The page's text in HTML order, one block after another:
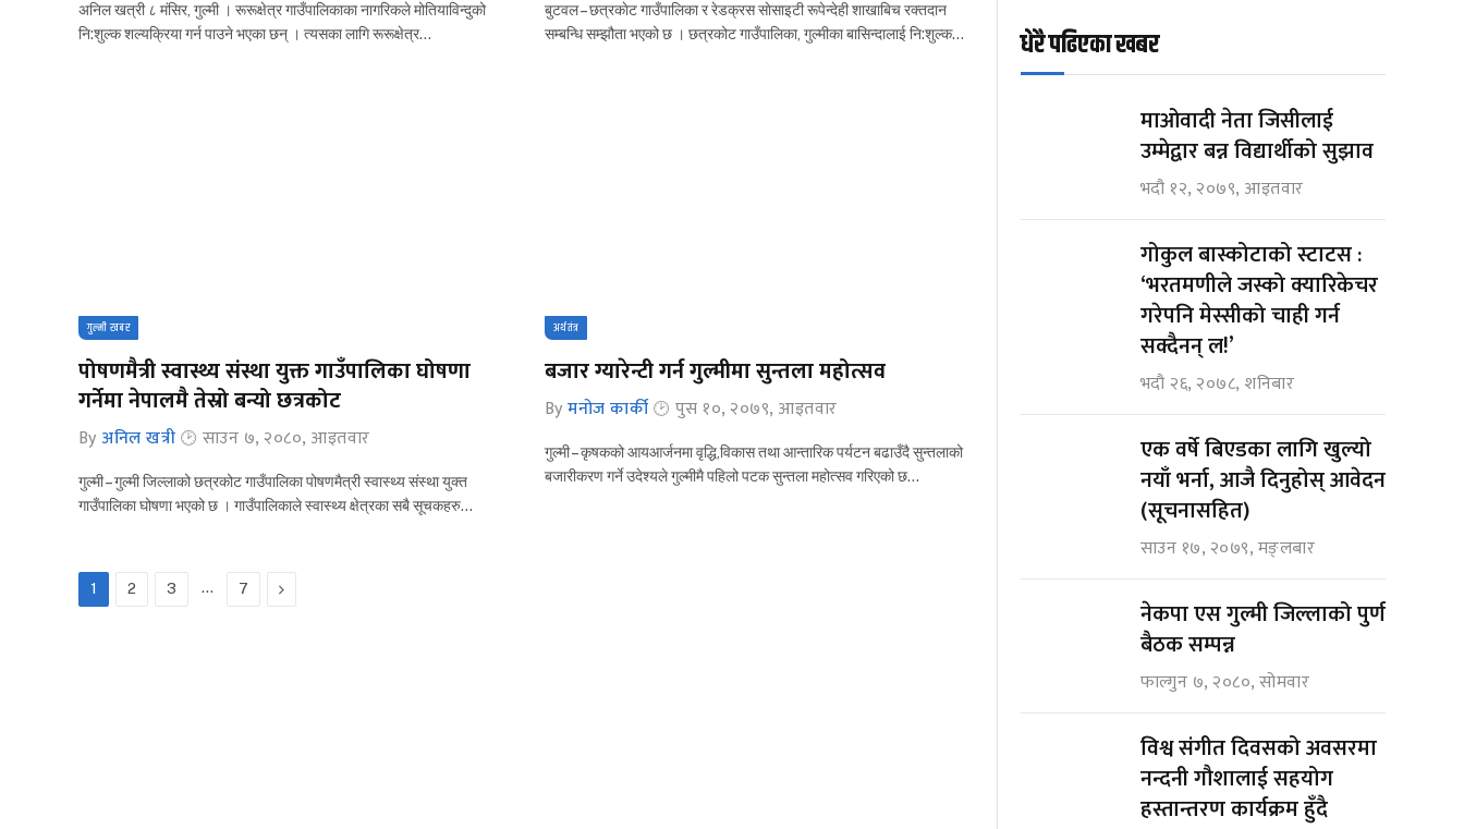
अनिल खत्री ८ मंसिर, गुल्मी । रूरूक्षेत्र गाउँपालिकाका नागरिकले मोतियाविन्दुको
नि:शुल्क शल्यक्रिया गर्न पाउने भएका छन् । त्यसका लागि रूरूक्षेत्र…
बुटवल – छत्रकाेट गाउँपालिका र रेडक्रस साेसाइटी रूपेन्देही शाखाबिच रक्तदान
सम्बन्धि सम्झौता भएको छ । छत्रकोट गाउँपालिका, गुल्मीका बासिन्दालाई नि:शुल्क…
गुल्मी खबर
पोषणमैत्री स्वास्थ्य संस्था युक्त गाउँपालिका घोषणा
गर्नेमा नेपालमै तेस्रो बन्यो छत्रकोट
By अनिल खत्री साउन ७, २०८०, आइतवार
गुल्मी – गुल्मी जिल्लाको छत्रकोट गाउँपालिका पोषणमैत्री स्वास्थ्य संस्था युक्त
गाउँपालिका घोषणा भएको छ । गाउँपालिकाले स्वास्थ्य क्षेत्रका सबै सूचकहरु…
अर्थतंत्र
बजार ग्यारेन्टी गर्न गुल्मीमा सुन्तला महोत्सव
By मनोज कार्की पुस १०, २०७९, आइतवार
गुल्मी – कृषकको आयआर्जनमा वृद्धि,विकास तथा आन्तारिक पर्यटन बढाउँदै सुन्तलाको
बजारीकरण गर्ने उदेश्यले गुल्मीमै पहिलो पटक सुन्तला महोत्सव गरिएको छ…
1 2 3 … 7 Next
धेरै पढिएका खबर
माओवादी नेता जिसीलाई
उम्मेद्वार बन्न विद्यार्थीको सुझाव
भदौ १२, २०७९, आइतवार
गोकुल बास्कोटाको स्टाटस :
‘भरतमणीले जस्को क्यारिकेचर
गरेपनि मेस्सीको चाही गर्न
सक्दैनन् ल!’
भदौ २६, २०७८, शनिबार
एक वर्षे बिएडका लागि खुल्यो
नयाँ भर्ना, आजै दिनुहोस् आवेदन
(सूचनासहित)
साउन १७, २०७९, मङ्लबार
नेकपा एस गुल्मी जिल्लाको पुर्ण
बैठक सम्पन्न
फाल्गुन ७, २०८०, सोमवार
विश्व संगीत दिवसको अवसरमा
नन्दनी गौशालाई सहयोग
हस्तान्तरण कार्यक्रम हुँदै